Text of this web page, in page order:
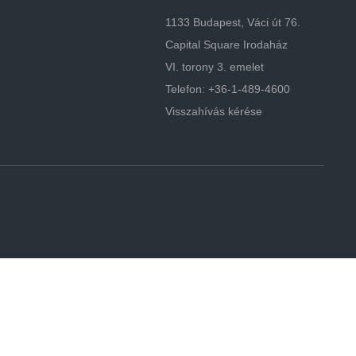
1133 Budapest, Váci út 76.
Capital Square Irodaház
VI. torony 3. emelet
Telefon: +36-1-489-4600
Visszahívás kérése